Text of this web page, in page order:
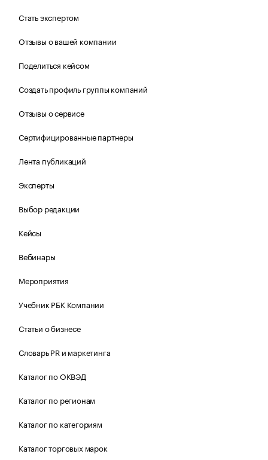
Стать экспертом
Отзывы о вашей компании
Поделиться кейсом
Создать профиль группы компаний
Отзывы о сервисе
Сертифицированные партнеры
Лента публикаций
Эксперты
Выбор редакции
Кейсы
Вебинары
Мероприятия
Учебник РБК Компании
Статьи о бизнесе
Словарь PR и маркетинга
Каталог по ОКВЭД
Каталог по регионам
Каталог по категориям
Каталог торговых марок